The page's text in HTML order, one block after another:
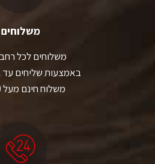
משלוחים
משלוחים לכל
באמצעות שליחים עד
משלוח חינם מעל 400 ₪